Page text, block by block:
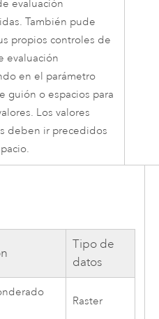
evaluación
También pude
propios controles de
evaluación
en el parámetro
guión o espacios para
Los valores
deben ir precedidos
Tipo de
datos
Raster